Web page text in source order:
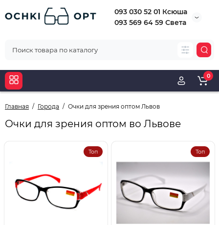
093 030 52 01 Ксюша
093 569 64 59 Света
0
Главная Города Очки для зрения оптом Львов
Очки для зрения оптом во Львове
Топ Топ